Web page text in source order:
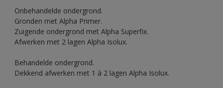
Onbehandelde ondergrond.
Gronden met Alpha Primer.
Zuigende ondergrond met Alpha Superfix.
Afwerken met 2 lagen Alpha Isolux.
Behandelde ondergrond.
Dekkend afwerken met 1 à 2 lagen Alpha Isolux.